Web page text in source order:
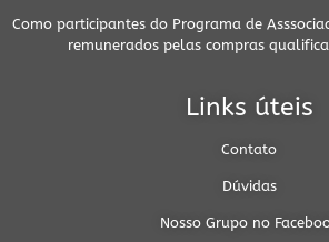
Como participantes do Programa de
remunerados pelas compras
Links úteis
Contato
Dúvidas
Nosso Grupo no